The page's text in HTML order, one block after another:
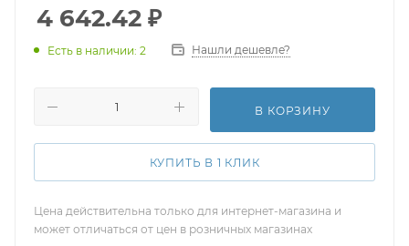
4 642.42 ₽
Есть в наличии: 2 Нашли дешевле?
В КОРЗИНУ
КУПИТЬ В 1 КЛИК
Цена действительна только для интернет-магазина и
может отличаться от цен в розничных магазинах